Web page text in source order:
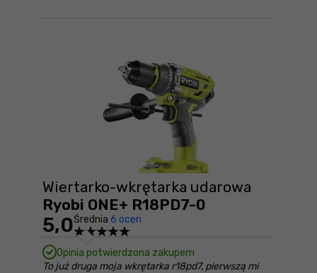
Wiertarko-wkrętarka udarowa
Ryobi ONE+ R18PD7-0
5,0Średnia 6 ocen
Opinia potwierdzona zakupem
To już druga moja wkrętarka r18pd7, pierwszą mi